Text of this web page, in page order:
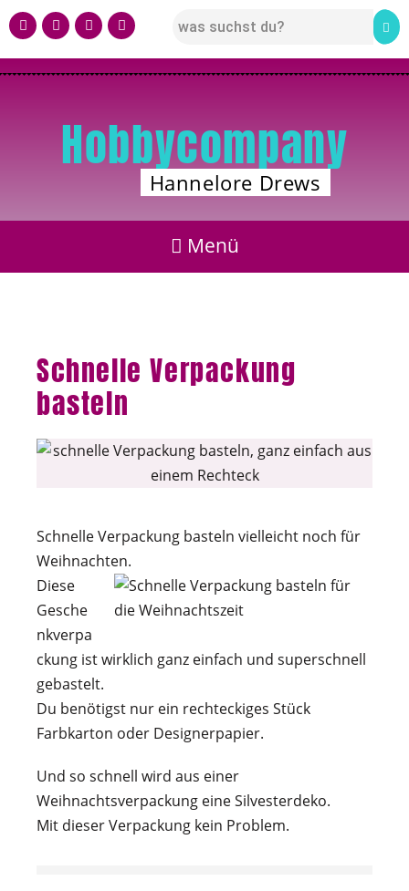
Hobbycompany
Hannelore Drews
Schnelle Verpackung
basteln
Schnelle Verpackung basteln vielleicht noch für
Weihnachten.
Diese
Gesche
nkverpa
ckung ist wirklich ganz einfach und superschnell
gebastelt.
Du benötigst nur ein rechteckiges Stück
Farbkarton oder Designerpapier.
Und so schnell wird aus einer
Weihnachtsverpackung eine Silvesterdeko.
Mit dieser Verpackung kein Problem.